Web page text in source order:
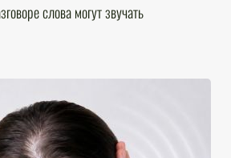
слова могут звучать